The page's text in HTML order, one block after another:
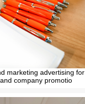
marketing advertising for
company promotio